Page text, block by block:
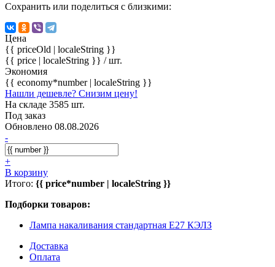
Сохранить или поделиться с близкими:
Цена
{{ priceOld | localeString }}
{{ price | localeString }} / шт.
Экономия
{{ economy*number | localeString }}
Нашли дешевле? Снизим цену!
На складе 3585 шт.
Под заказ
Обновлено 08.08.2026
-
+
В корзину
Итого: {{ price*number | localeString }}
Подборки товаров:
Лампа накаливания стандартная E27 КЭЛЗ
Доставка
Оплата